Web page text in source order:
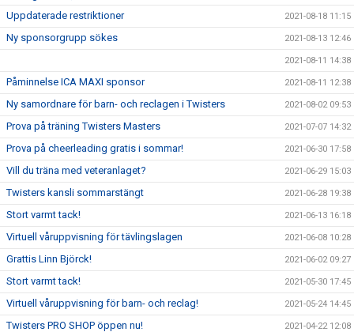
Uppdaterade restriktioner
2021-08-18 11:15
Ny sponsorgrupp sökes 2021-08-13 12:46
2021-08-11 14:38
Påminnelse ICA MAXI sponsor 2021-08-11 12:38
Ny samordnare för barn- och reclagen i Twisters 2021-08-02 09:53
Prova på träning Twisters Masters 2021-07-07 14:32
Prova på cheerleading gratis i sommar! 2021-06-30 17:58
Vill du träna med veteranlaget? 2021-06-29 15:03
Twisters kansli sommarstängt 2021-06-28 19:38
Stort varmt tack! 2021-06-13 16:18
Virtuell våruppvisning för tävlingslagen 2021-06-08 10:28
Grattis Linn Björck! 2021-06-02 09:27
Stort varmt tack! 2021-05-30 17:45
Virtuell våruppvisning för barn- och reclag! 2021-05-24 14:45
Twisters PRO SHOP öppen nu! 2021-04-22 12:08